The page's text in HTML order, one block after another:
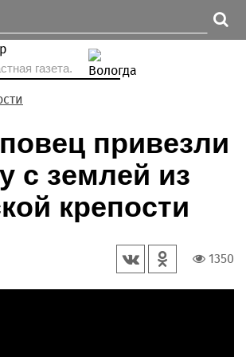
газета.
привезли
с землей из
крепости
1350